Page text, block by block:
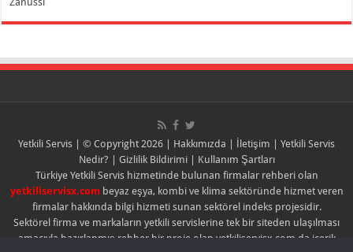
Yetkili Servis | © Copyright 2026 | Hakkımızda İletişim
Yetkili Servis
Nedir?
Gizlilik Bildirimi| Kullanım Şartları
Türkiye Yetkili Servis hizmetinde bulunan firmalar rehberi olan
yetkiliservisx.combeyaz eşya, kombi ve klima sektöründe hizmet veren
firmalar hakkında bilgi hizmeti sunan sektörel indeks projesidir.
Sektörel firma ve markaların yetkili servislerine tek bir siteden ulaşılması
amacıyla hazırlanmış rehber bir proje olan yetkiliservisx.com da içerik